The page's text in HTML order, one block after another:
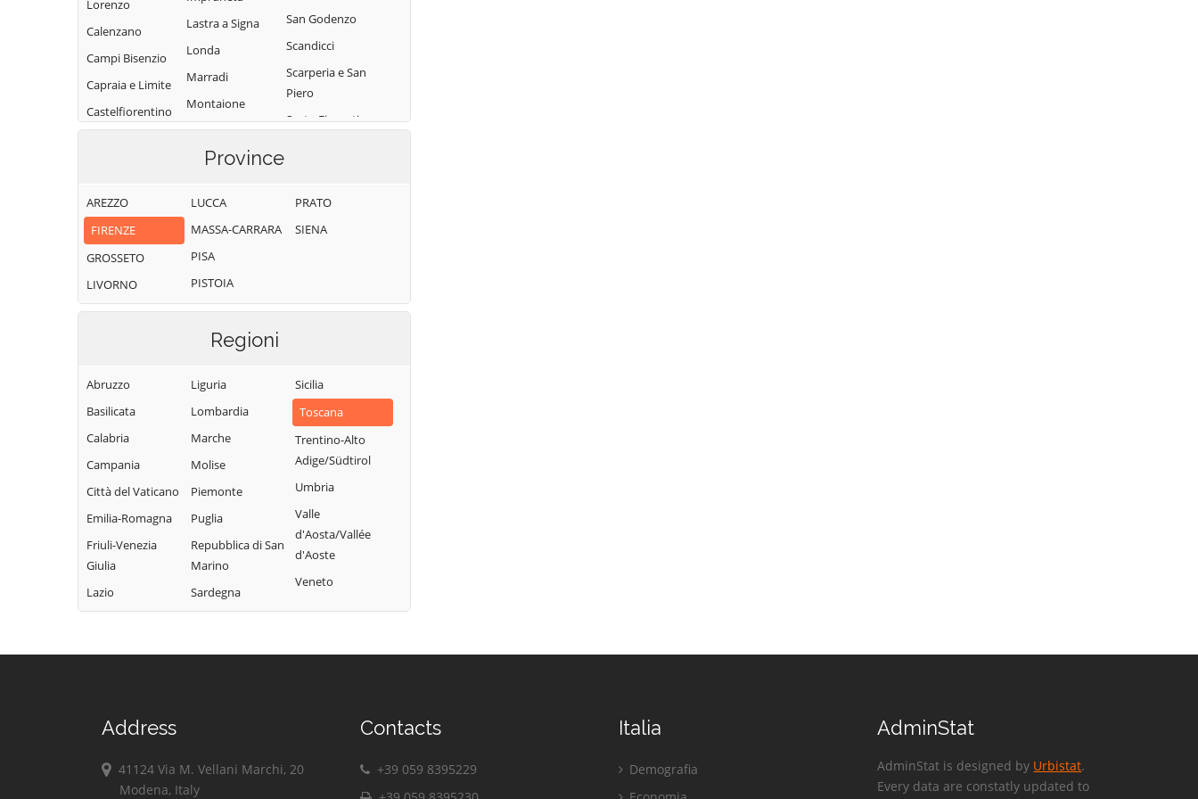
Lorenzo
Calenzano
Campi Bisenzio
Capraia e Limite
Castelfiorentino
Empoli
Fiesole
Valdarno
Lastra a Signa
Londa
Marradi
Montaione
Montelupo
Fiorentino
Palazzuolo sul
Senio
Pelago
San Godenzo
Scandicci
Scarperia e San
Piero
Sesto Fiorentino
Vicchio
Vinci
Province
AREZZO
FIRENZE
GROSSETO
LIVORNO
LUCCA
MASSA-CARRARA
PISA
PISTOIA
PRATO
SIENA
Regioni
Abruzzo
Basilicata
Calabria
Campania
Città del Vaticano
Emilia-Romagna
Friuli-Venezia
Giulia
Lazio
Liguria
Lombardia
Marche
Molise
Piemonte
Puglia
Repubblica di San
Marino
Sardegna
Sicilia
Toscana
Trentino-Alto
Adige/Südtirol
Umbria
Valle
d'Aosta/Vallée
d'Aoste
Veneto
Address
41124 Via M. Vellani Marchi, 20
Modena, Italy
Contacts
+39 059 8395229
Italia
Demografia
AdminStat
AdminStat is designed by Urbistat.
Every data are constatly updated to